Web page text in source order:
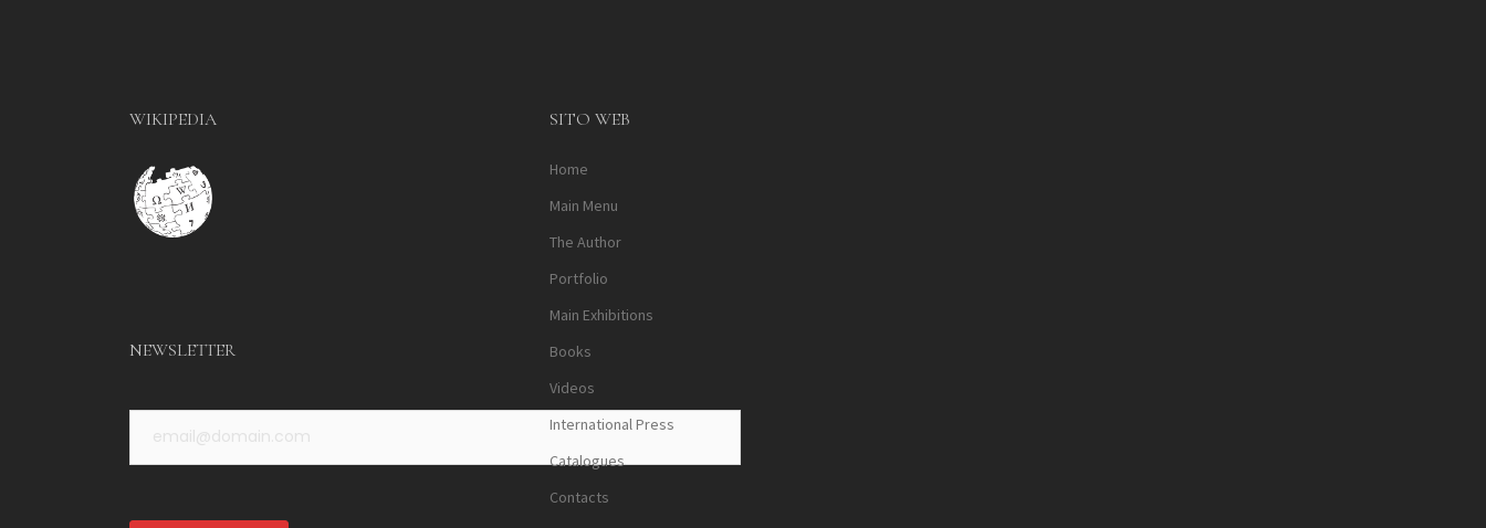
WIKIPEDIA
NEWSLETTER
SITO WEB
Home
Main Menu
The Author
Portfolio
Main Exhibitions
Books
Videos
International Press
Catalogues
Contacts